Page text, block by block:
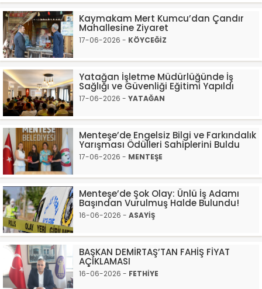
Kaymakam Mert Kumcu’dan Çandır
Mahallesine Ziyaret
17-06-2026 - KÖYCEĞİZ
Yatağan İşletme Müdürlüğünde İş
Sağlığı ve Güvenliği Eğitimi Yapıldı
17-06-2026 - YATAĞAN
Menteşe’de Engelsiz Bilgi ve Farkındalık
Yarışması Ödülleri Sahiplerini Buldu
17-06-2026 - MENTEŞE
Menteşe’de Şok Olay: Ünlü İş Adamı
Başından Vurulmuş Halde Bulundu!
16-06-2026 - ASAYİŞ
BAŞKAN DEMİRTAŞ’TAN FAHİŞ FİYAT
AÇIKLAMASI
16-06-2026 - FETHİYE